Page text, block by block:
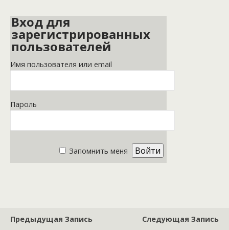
Вход для
зарегистрированных
пользователей
Имя пользователя или email
Пароль
Запомнить меня
Предыдущая Запись
Следующая Запись